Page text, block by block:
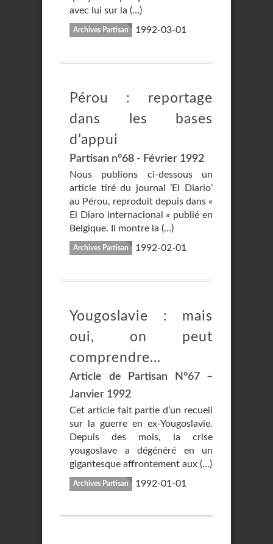
avec lui sur la (…)
Archives Partisan 1992-03-01
Pérou : reportage
dans les bases
d’appui
Partisan n°68 - Février 1992
Nous publions ci-dessous un
article tiré du journal ’El Diario’
au Pérou, reproduit depuis dans «
El Diaro internacional » publié en
Belgique. II montre la (…)
Archives Partisan 1992-02-01
Yougoslavie : mais
oui, on peut
comprendre…
Article de Partisan N°67 –
Janvier 1992
Cet article fait partie d’un recueil
sur la guerre en ex-Yougoslavie.
Depuis des mois, la crise
yougoslave a dégénéré en un
gigantesque affrontement aux (…)
Archives Partisan 1992-01-01